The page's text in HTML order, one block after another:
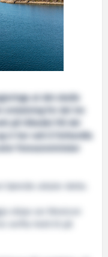
at det skulle
erstatning for dei tre
på tilbodet frå dei
vi har valt å forhandla
forsvarsminister
uttaler dette.
skipa var Westcon